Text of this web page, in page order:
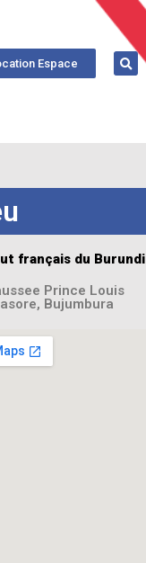
Espace
français du Burundi
Prince Louis
Bujumbura